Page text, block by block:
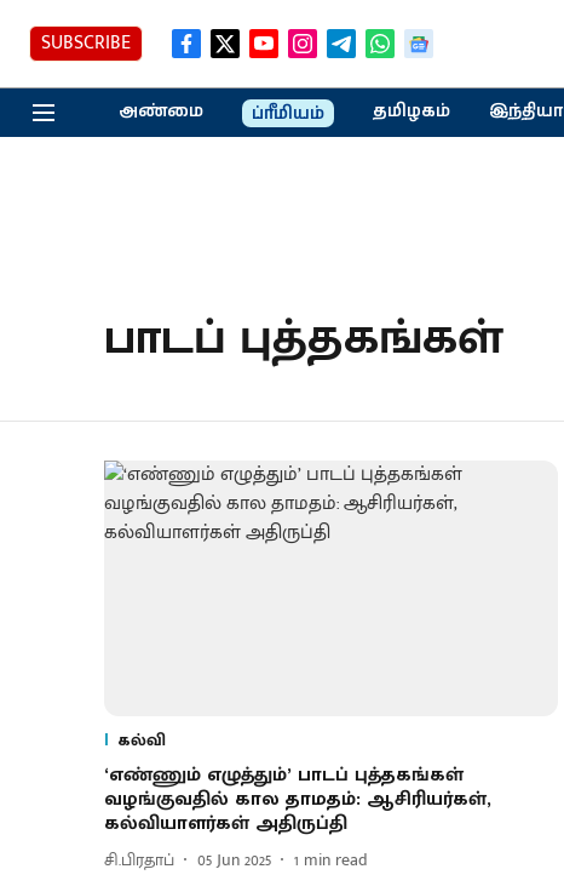
SUBSCRIBE
அண்மை ப்ரீமியம் தமிழகம் இந்தியா
பாடப் புத்தகங்கள்
கல்வி
‘எண்ணும் எழுத்தும்’ பாடப் புத்தகங்கள்
வழங்குவதில் கால தாமதம்: ஆசிரியர்கள்,
கல்வியாளர்கள் அதிருப்தி
சி.பிரதாப் 05 Jun 2025 1 min read